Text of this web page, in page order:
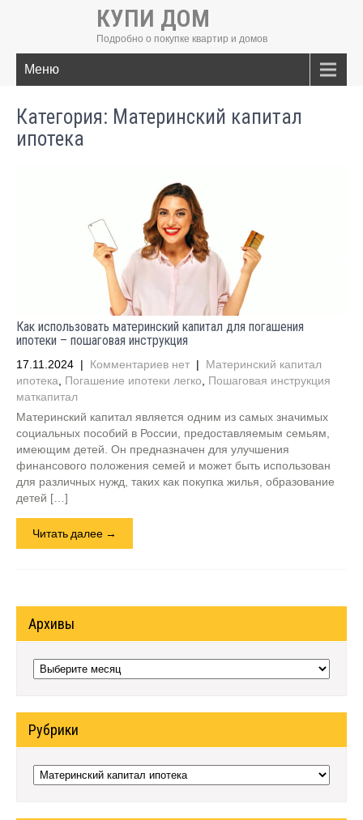
КУПИ ДОМ
Подробно о покупке квартир и домов
Меню
Категория: Материнский капитал
ипотека
Как использовать материнский капитал для погашения
ипотеки – пошаговая инструкция
17.11.2024 | Комментариев нет | Материнский капитал
ипотека
Погашение ипотеки легко
Пошаговая инструкция
маткапитал
Материнский капитал является одним из самых значимых
социальных пособий в России, предоставляемым семьям,
имеющим детей. Он предназначен для улучшения
финансового положения семей и может быть использован
для различных нужд, таких как покупка жилья, образование
детей […]
Читать далее →
Архивы
Архивы
Рубрики
Рубрики